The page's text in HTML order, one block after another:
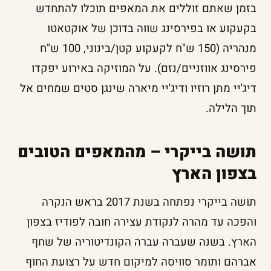
בזמן שאתם זוללים את המאפים תוכלו להתחדש
בקעקוע או בפירסינג שווה בדוכן של אוקטאטו
מנהריה (150 ש"ח לקעקוע קטן/בינוני, 100 ש"ח
פירסינג אווזניים/נזם). על המוזיקה באירוע יפקדו
דיג'יי מתן רוזיו ודיג'יי מיארה שינגן סטים שמחים אל
תוך הלילה.
תושה בייקרי – מהמאפים הטובים
בצפון הארץ
תושה בייקרי נפתחה בשנת 2017 בראש הנקרה
והפכה עד מהרה לנקודת עצירה חובה לפודיז בצפון
הארץ. בשנה שעברה עברה הקונדיטוריה של שחף
אברהם ותומר סוויסה למיקום חדש על רצועת החוף